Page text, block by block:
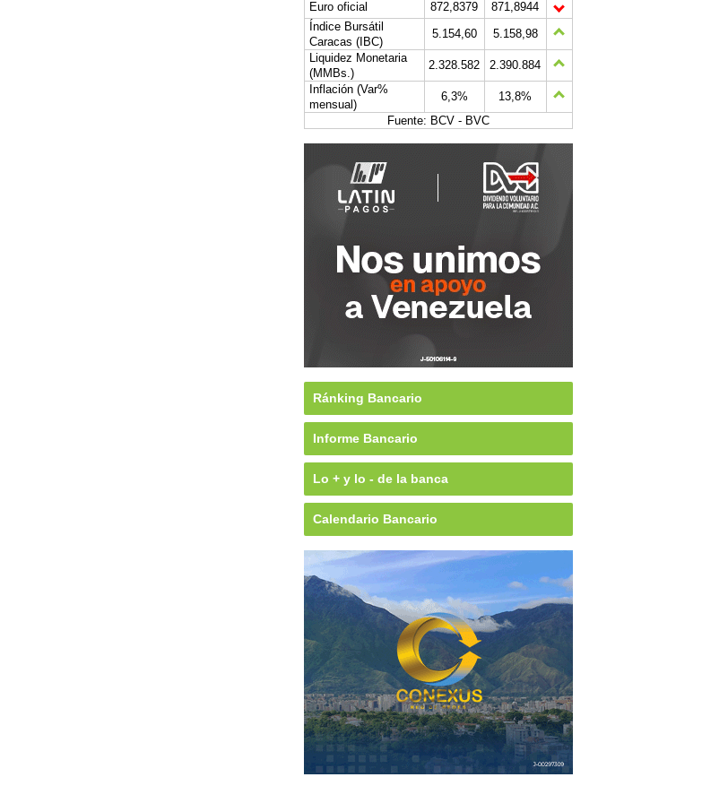
Euro oficial 872,8379
871,8944
Índice Bursátil
Caracas (IBC)
5.154,60
5.158,98
Liquidez Monetaria
(MMBs.)
2.328.582
2.390.884
Inflación (Var%
mensual)
6,3%
13,8%
Fuente: BCV - BVC
Ránking Bancario
Informe Bancario
Lo + y lo - de la banca
Calendario Bancario